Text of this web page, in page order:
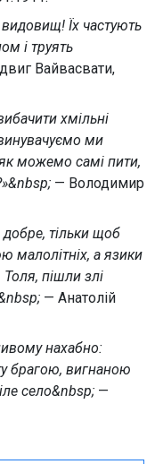
Їх частують
і труять
Вайвасвати,
хмільні
ми
можемо самі пити,
— Володимир
тільки щоб
малолітніх, а язики
Толя, пішли злі
— Анатолій
нахабно:
брагою, вигнаною
село&nbsp; —